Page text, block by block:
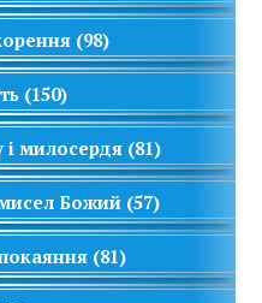
(98)
(150)
милосердя (81)
Божий (57)
(81)